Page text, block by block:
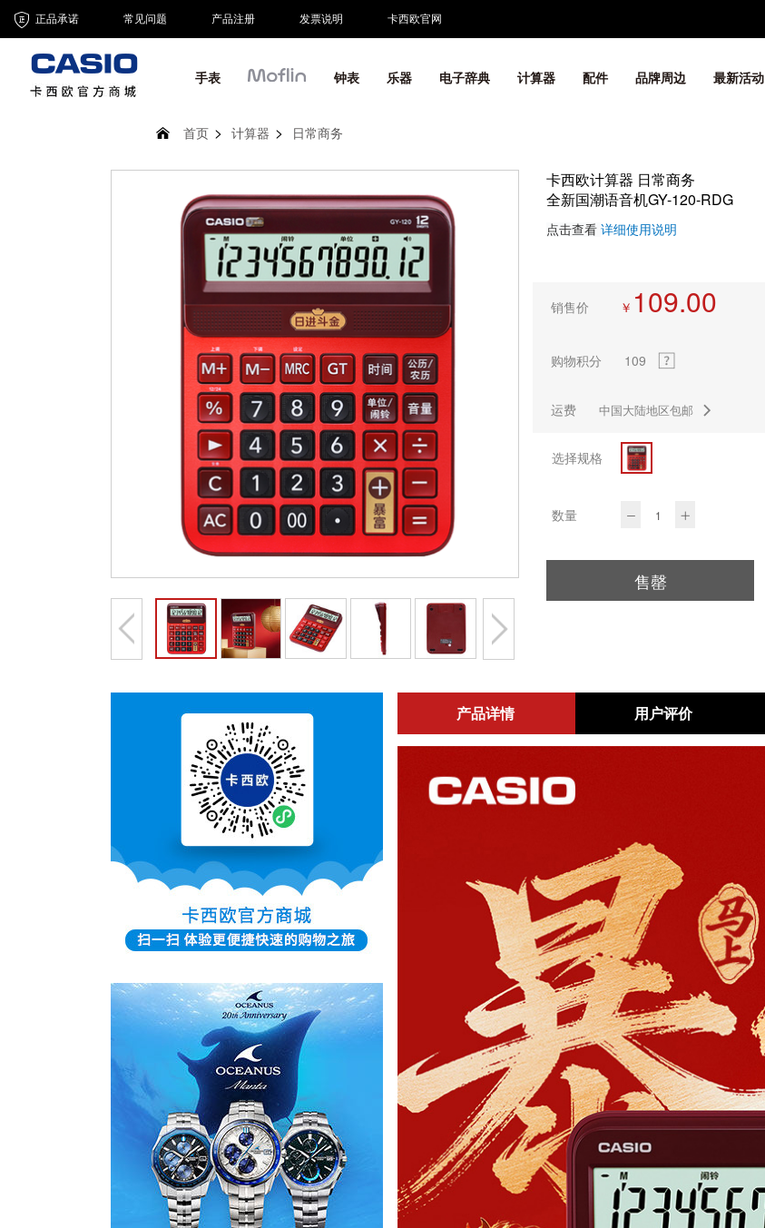
正品承诺 常见问题 产品注册 发票说明 卡西欧官网
手表 钟表 乐器 电子辞典 计算器 配件 品牌周边 最新活动
首页 计算器 日常商务
卡西欧计算器 日常商务
全新国潮语音机GY-120-RDG
点击查看 详细使用说明
销售价 ￥ 109.00
购物积分 109
运费 中国大陆地区包邮
选择规格
数量
售罄
产品详情 用户评价